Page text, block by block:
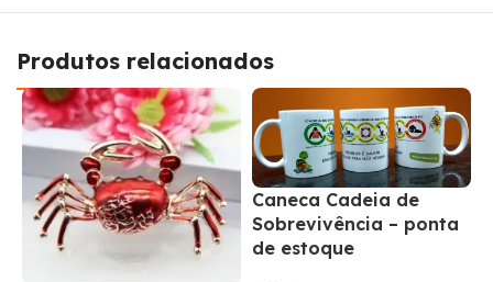
Produtos relacionados
Caneca Cadeia de
Sobrevivência – ponta
de estoque